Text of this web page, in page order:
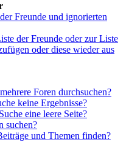
Freunde und ignorierten
der Freunde oder zur Liste
oder diese wieder aus
Foren durchsuchen?
keine Ergebnisse?
eine leere Seite?
suchen?
und Themen finden?